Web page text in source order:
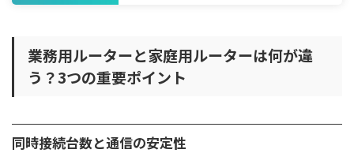
まとめ
業務用ルーターと家庭用ルーターは何が違
う？3つの重要ポイント
同時接続台数と通信の安定性